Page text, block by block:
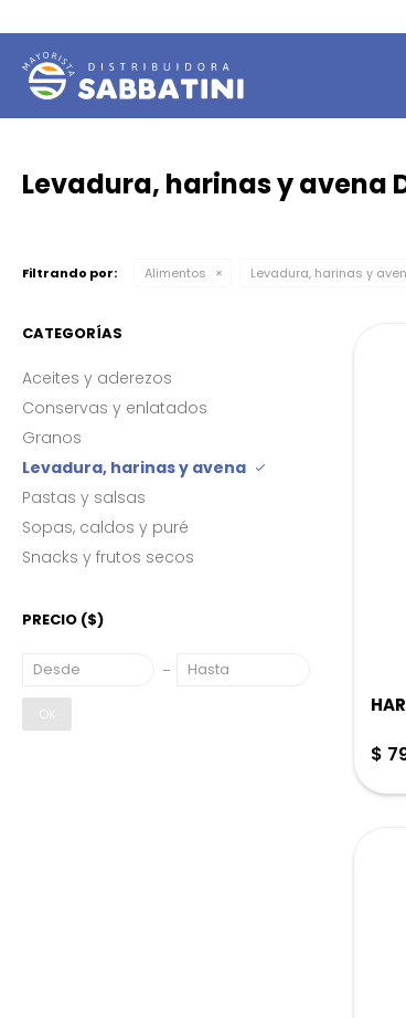
Levadura, harinas y avena
Filtrando por: Alimentos Levadura, harinas y
$
CATEGORÍAS
Aceites y aderezos
Conservas y enlatados
Granos
Levadura, harinas y avena
Pastas y salsas
Sopas, caldos y puré
Snacks y frutos secos
PRECIO ($)
OK